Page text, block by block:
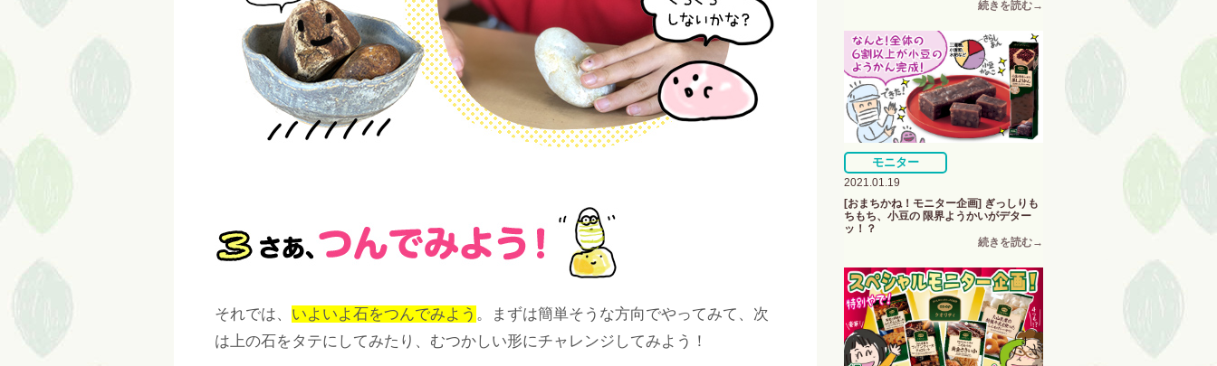
それでは、 いよいよ石をつんでみよう 。まずは簡単そうな方向でやってみて、次
は上の石をタテにしてみたり、むつかしい形にチャレンジしてみよう！
モニター
2021.01.19
[おまちかね！モニター企画] ぎっしりも
ちもち、小豆の 限界ようかいがデター
ッ！？